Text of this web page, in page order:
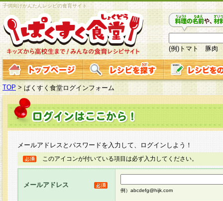
子供向けかんたんレシピの食育サイト
(例)トマト 豚肉
TOP > ぱくすく食堂ログインフォーム
メールアドレスとパスワードを入力して、ログインしよう！
このアイコンが付いている項目は必ず入力してください。
メールアドレス
例）abcdefg@hijk.com